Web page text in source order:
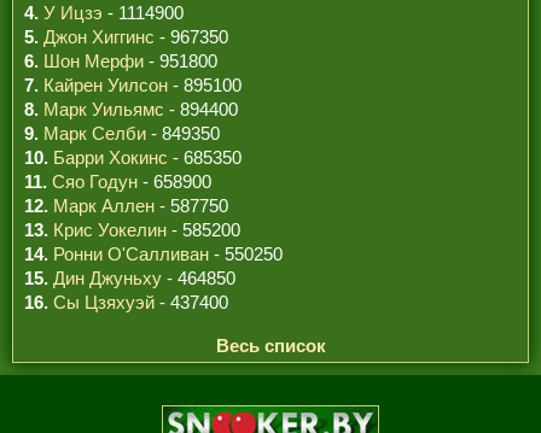
4. У Ицзэ - 1114900
5. Джон Хиггинс - 967350
6. Шон Мерфи - 951800
7. Кайрен Уилсон - 895100
8. Марк Уильямс - 894400
9. Марк Селби - 849350
10. Барри Хокинс - 685350
11. Сяо Годун - 658900
12. Марк Аллен - 587750
13. Крис Уокелин - 585200
14. Ронни О'Салливан - 550250
15. Дин Джуньху - 464850
16. Сы Цзяхуэй - 437400
Весь список